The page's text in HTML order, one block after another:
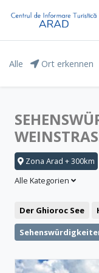
Alle Ort erkennen
Zona Arad + 300km
Alle Kategorien
Der Ghioroc See